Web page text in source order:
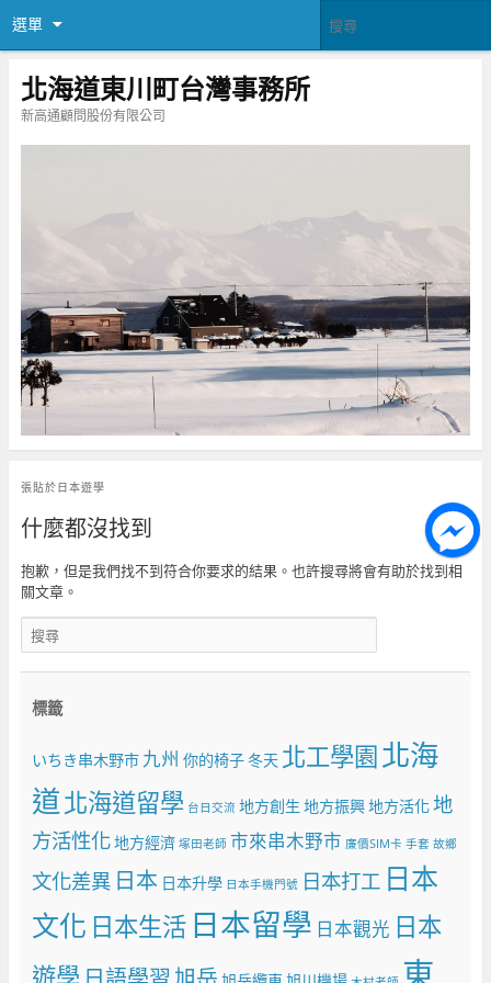
選單
北海道東川町台灣事務所
新高通顧問股份有限公司
張貼於日本遊學
什麼都沒找到
抱歉，但是我們找不到符合你要求的結果。也許搜尋將會有助於找到相
關文章。
標籤
いちき串木野市 九州 你的椅子冬天 北工學園北海
道北海道留學 台日交流 地方創生 地方振興地方活化地
方活性化地方經濟 塚田老師 市來串木野市 廉價SIM卡 手套 故鄉
文化差異 日本 日本升學 日本手機門號 日本打工 日本
文化 日本生活 日本留學 日本觀光 日本